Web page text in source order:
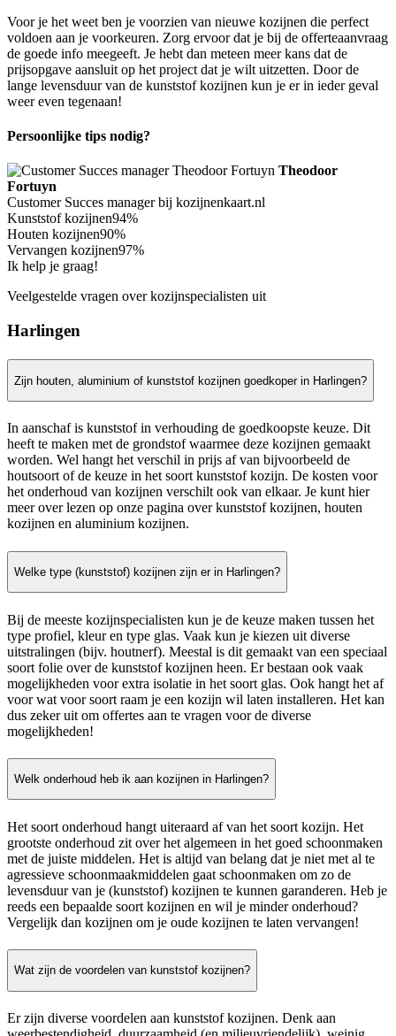
Voor je het weet ben je voorzien van nieuwe kozijnen die perfect
voldoen aan je voorkeuren. Zorg ervoor dat je bij de offerteaanvraag
de goede info meegeeft. Je hebt dan meteen meer kans dat de
prijsopgave aansluit op het project dat je wilt uitzetten. Door de
lange levensduur van de kunststof kozijnen kun je er in ieder geval
weer even tegenaan!
Persoonlijke tips nodig?
Theodoor
Fortuyn
Customer Succes manager bij kozijnenkaart.nl
Kunststof kozijnen94%
Houten kozijnen90%
Vervangen kozijnen97%
Ik help je graag!
Veelgestelde vragen over kozijnspecialisten uit
Harlingen
Zijn houten, aluminium of kunststof kozijnen goedkoper in Harlingen?
In aanschaf is kunststof in verhouding de goedkoopste keuze. Dit
heeft te maken met de grondstof waarmee deze kozijnen gemaakt
worden. Wel hangt het verschil in prijs af van bijvoorbeeld de
houtsoort of de keuze in het soort kunststof kozijn. De kosten voor
het onderhoud van kozijnen verschilt ook van elkaar. Je kunt hier
meer over lezen op onze pagina over kunststof kozijnen, houten
kozijnen en aluminium kozijnen.
Welke type (kunststof) kozijnen zijn er in Harlingen?
Bij de meeste kozijnspecialisten kun je de keuze maken tussen het
type profiel, kleur en type glas. Vaak kun je kiezen uit diverse
uitstralingen (bijv. houtnerf). Meestal is dit gemaakt van een speciaal
soort folie over de kunststof kozijnen heen. Er bestaan ook vaak
mogelijkheden voor extra isolatie in het soort glas. Ook hangt het af
voor wat voor soort raam je een kozijn wil laten installeren. Het kan
dus zeker uit om offertes aan te vragen voor de diverse
mogelijkheden!
Welk onderhoud heb ik aan kozijnen in Harlingen?
Het soort onderhoud hangt uiteraard af van het soort kozijn. Het
grootste onderhoud zit over het algemeen in het goed schoonmaken
met de juiste middelen. Het is altijd van belang dat je niet met al te
agressieve schoonmaakmiddelen gaat schoonmaken om zo de
levensduur van je (kunststof) kozijnen te kunnen garanderen. Heb je
reeds een bepaalde soort kozijnen en wil je minder onderhoud?
Vergelijk dan kozijnen om je oude kozijnen te laten vervangen!
Wat zijn de voordelen van kunststof kozijnen?
Er zijn diverse voordelen aan kunststof kozijnen. Denk aan